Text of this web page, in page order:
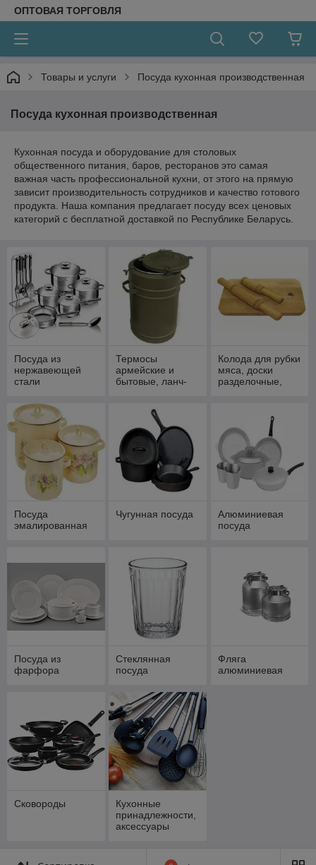
ОПТОВАЯ ТОРГОВЛЯ
Товары и услуги Посуда кухонная производственная
Посуда кухонная производственная
Кухонная посуда и оборудование для столовых
общественного питания, баров, ресторанов это самая
важная часть профессиональной кухни, от этого на прямую
зависит производительность сотрудников и качество готового
продукта. Наша компания предлагает посуду всех ценовых
категорий с бесплатной доставкой по Республике Беларусь.
Посуда из
нержавеющей
стали
Термосы
армейские и
бытовые, ланч-
Колода для рубки
мяса, доски
разделочные,
Посуда
эмалированная
Чугунная посуда
Алюминиевая
посуда
Посуда из
фарфора
Стеклянная
посуда
Фляга
алюминиевая
Сковороды
Кухонные
принадлежности,
аксессуары